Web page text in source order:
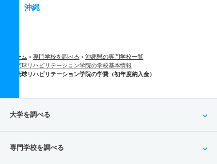
沖縄
ホーム 専門学校を調べる
沖縄県の専門学校一覧
琉球リハビリテーション学院の学校基本情報
琉球リハビリテーション学院の学費（初年度納入金）
大学を調べる
専門学校を調べる